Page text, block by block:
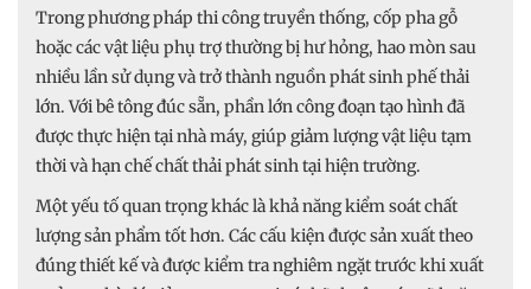
Trong phương pháp thi công truyền thống, cốp pha gỗ
hoặc các vật liệu phụ trợ thường bị hư hỏng, hao mòn sau
nhiều lần sử dụng và trở thành nguồn phát sinh phế thải
lớn. Với bê tông đúc sẵn, phần lớn công đoạn tạo hình đã
được thực hiện tại nhà máy, giúp giảm lượng vật liệu tạm
thời và hạn chế chất thải phát sinh tại hiện trường.
Một yếu tố quan trọng khác là khả năng kiểm soát chất
lượng sản phẩm tốt hơn. Các cấu kiện được sản xuất theo
đúng thiết kế và được kiểm tra nghiêm ngặt trước khi xuất